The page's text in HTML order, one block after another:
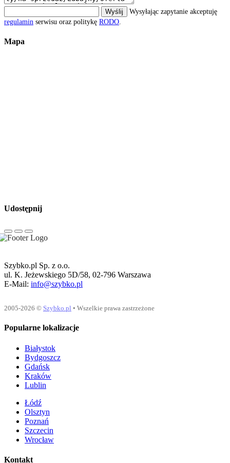
Wyślij
Wysyłając zapytanie akceptuję
regulamin serwisu oraz politykę RODO
Mapa
Udostępnij
Szybko.pl Sp. z o.o.
ul. K. Jeżewskiego 5D/58, 02-796 Warszawa
E-Mail: info@szybko.pl
2005-2026 © Szybko.pl • Wszelkie prawa zastrzeżone
Popularne lokalizacje
Białystok
Bydgoszcz
Gdańsk
Kraków
Lublin
Łódź
Olsztyn
Poznań
Szczecin
Wrocław
Kontakt